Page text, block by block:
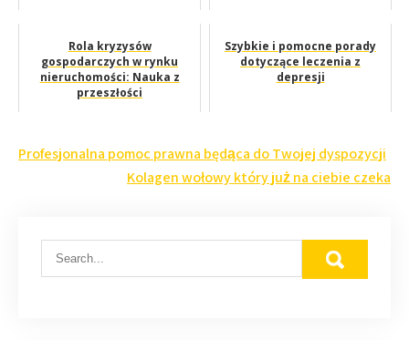
Rola kryzysów
gospodarczych w rynku
nieruchomości: Nauka z
przeszłości
Szybkie i pomocne porady
dotyczące leczenia z
depresji
Nawigacja
Profesjonalna pomoc prawna będąca do Twojej dyspozycji
Kolagen wołowy który już na ciebie czeka